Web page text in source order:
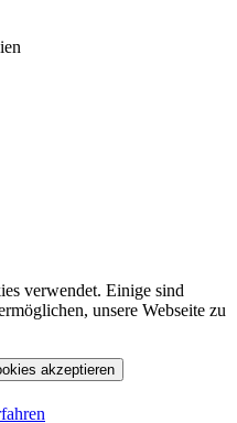
verwendet. Einige sind
unsere Webseite zu
akzeptieren